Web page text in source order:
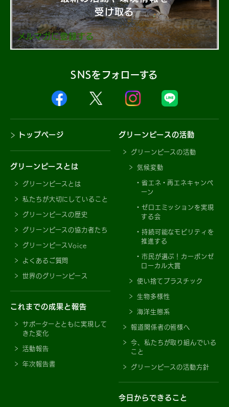
受け取る
メルマガに登録する
SNSをフォローする
トップページ
グリーンピースとは
グリーンピースとは
私たちが大切にしていること
グリーンピースの歴史
グリーンピースの協力者たち
グリーンピースVoice
よくあるご質問
世界のグリーンピース
これまでの成果と報告
サポーターとともに実現して
きた変化
活動報告
年次報告書
グリーンピースの活動
グリーンピースの活動
気候変動
省エネ・再エネキャンペ
ーン
ゼロエミッションを実現
する会
持続可能なモビリティを
推進する
市民が選ぶ！カーボンゼ
ローカル大賞
使い捨てプラスチック
生物多様性
海洋生態系
報道関係者の皆様へ
今、私たちが取り組んでいる
こと
グリーンピースの活動方針
今日からできること